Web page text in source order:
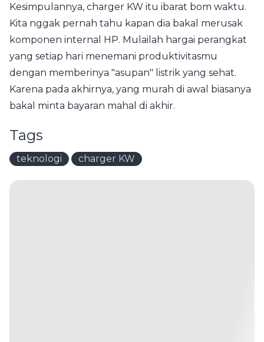
Kesimpulannya, charger KW itu ibarat bom waktu.
Kita nggak pernah tahu kapan dia bakal merusak
komponen internal HP. Mulailah hargai perangkat
yang setiap hari menemani produktivitasmu
dengan memberinya "asupan" listrik yang sehat.
Karena pada akhirnya, yang murah di awal biasanya
bakal minta bayaran mahal di akhir.
Tags
teknologi charger KW